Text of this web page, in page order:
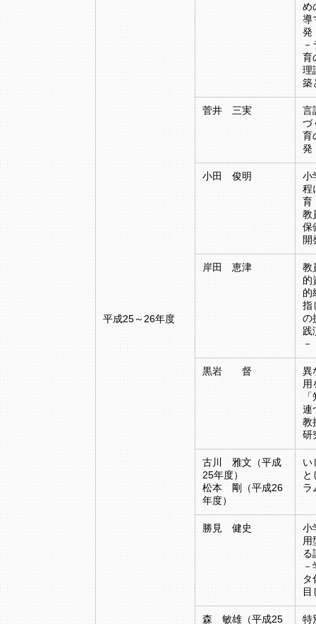
平成25～26年度
め
導
発
育
理
築
菅井 三実
言
づ
育
発
小田 俊明
小
程
育
教
保
開
岸田 恵津
教
的
的
指
の
践
－
黒岩 督
異
用
連
教
研
古川 雅文（平成
25年度）
松本 剛（平成26
年度）
い
と
ラ
勝見 健史
小
用
る
タ
目
森 敏雄（平成25 特